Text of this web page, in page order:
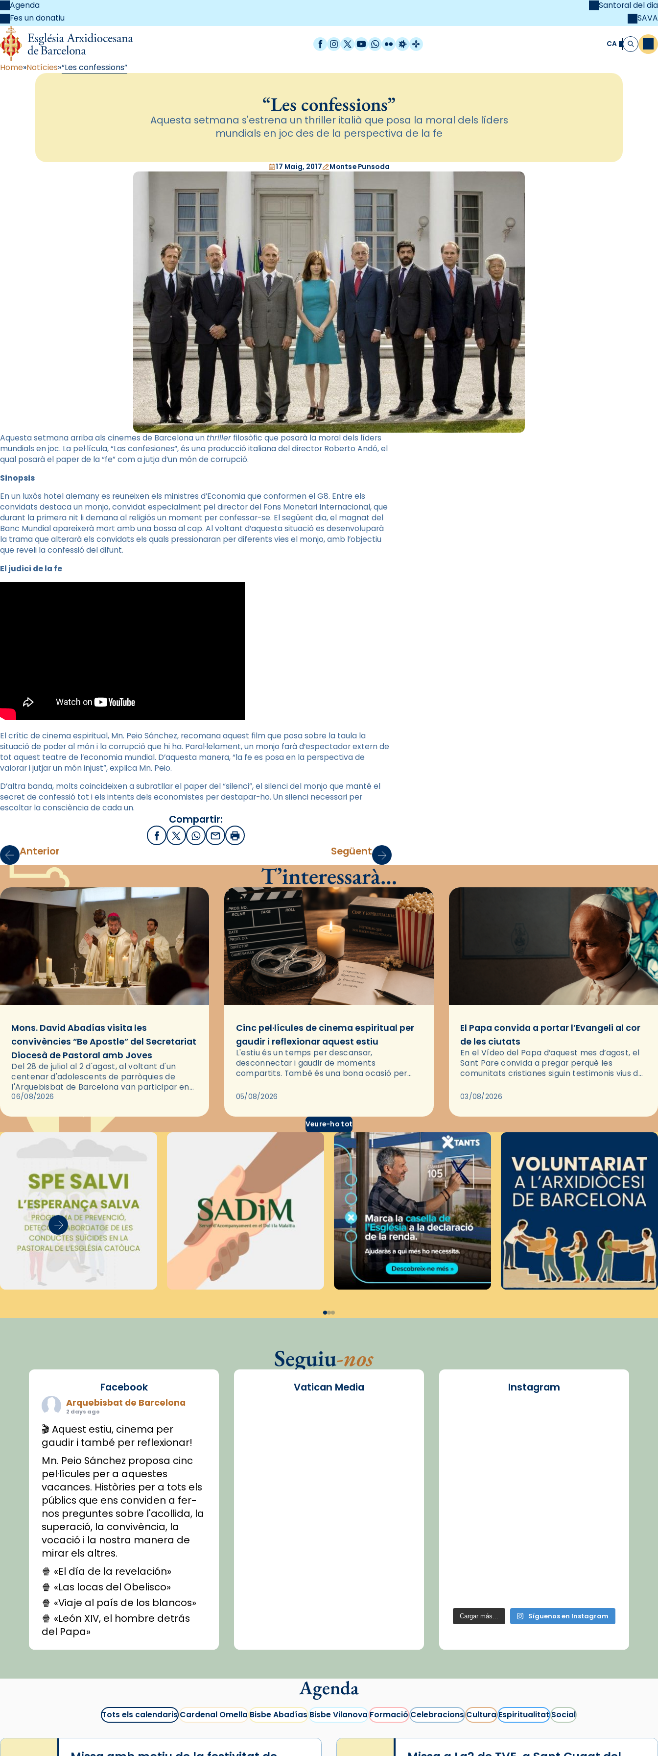
Agenda
Fes un donatiu
Santoral del dia
SAVA
Facebook
Instagram
X / Twitter
YouTube
WhatsApp
FlickrRadio Estel
Catalunya Cristiana CA Cerca
Home Notícies “Les confessions”
“Les confessions”
Aquesta setmana s'estrena un thriller italià que posa la moral dels líders
mundials en joc des de la perspectiva de la fe
17 Maig, 2017 Montse Punsoda
Aquesta setmana arriba als cinemes de Barcelona un thriller filosòfic que posarà la moral dels líders
mundials en joc. La pel·lícula, “Las confesiones“, és una producció italiana del director Roberto Andó, el
qual posarà el paper de la “fe” com a jutja d’un món de corrupció.
Sinopsis
En un luxós hotel alemany es reuneixen els ministres d’Economia que conformen elG8. Entre els
convidats destaca un monjo, convidat especialment pel director del Fons Monetari Internacional, que
durant la primera nit li demana al religiós un moment per confessar-se. El següent dia, el magnat del
Banc Mundial apareixerà mort amb una bossa al cap. Al voltant d’aquesta situació es desenvoluparà
la trama que alterarà els convidats els quals pressionaran per diferents vies el monjo, amb l’objectiu
que reveli la confessió del difunt.
El judici de la fe
El crític de cinema espiritual, Mn. Peio Sánchez, recomana aquest film que posa sobre la taula la
situació de poder al món i la corrupció que hi ha. Paral·lelament, un monjo farà d’espectador extern de
tot aquest teatre de l’economia mundial. D’aquesta manera, “la fe es posa en la perspectiva de
valorar i jutjar un món injust”, explica Mn. Peio.
D’altra banda, molts coincideixen a subratllar el paper del “silenci”, el silenci del monjo que manté el
secret de confessió tot i els intents dels economistes per destapar-ho. Un silenci necessari per
escoltar la consciència de cada un.
Compartir:
FacebookX / Twitter
WhatsApp
EmailImprimir
Anterior Següent
T’interessarà…
Mons. David Abadías visita les
convivències “Be Apostle” del Secretariat
Diocesà de Pastoral amb Joves
Del 28 de juliol al 2 d'agost, al voltant d'un
centenar d'adolescents de parròquies de
l'Arquebisbat de Barcelona van participar en
les convivències Be Apostle, organitzades pel
06/08/2026
Cinc pel·lícules de cinema espiritual per
gaudir i reflexionar aquest estiu
L'estiu és un temps per descansar,
desconnectar i gaudir de moments
compartits. També és una bona ocasió per
través del cinema, reflexionar sobre les…
05/08/2026
El Papa convida a portar l’Evangeli al cor
de les ciutats
En el Vídeo del Papa d’aquest mes d’agost, el
Sant Pare convida a pregar perquè les
comunitats cristianes siguin testimonis vius de
pregària, el…
03/08/2026
Veure-ho tot
Seguiu-nos
Facebook
Arquebisbat de Barcelona
2 days ago
🎬 Aquest estiu, cinema per
gaudir i també per reflexionar!
Mn. Peio Sánchez proposa cinc
pel·lícules per a aquestes
vacances. Històries per a tots els
públics que ens conviden a fer-
nos preguntes sobre l'acollida, la
superació, la convivència, la
vocació i la nostra manera de
mirar els altres.
🍿 «El día de la revelación»
🍿 «Las locas del Obelisco»
🍿 «Viaje al país de los blancos»
🍿 «León XIV, el hombre detrás
del Papa»
🍿 «Las ovejas detectives»
recomanacions i prepara una
#CinemaEspiritualitual
@cinemaspiritcat
Imatge: Generada amb IA
(OpenAI)
Vatican Media Instagram
Cargar más... Síguenos en Instagram
Agenda
Tots els calendarisCardenal OmellaBisbe AbadíasBisbe VilanovaFormacióCelebracionsCulturaEspiritualitatSocial